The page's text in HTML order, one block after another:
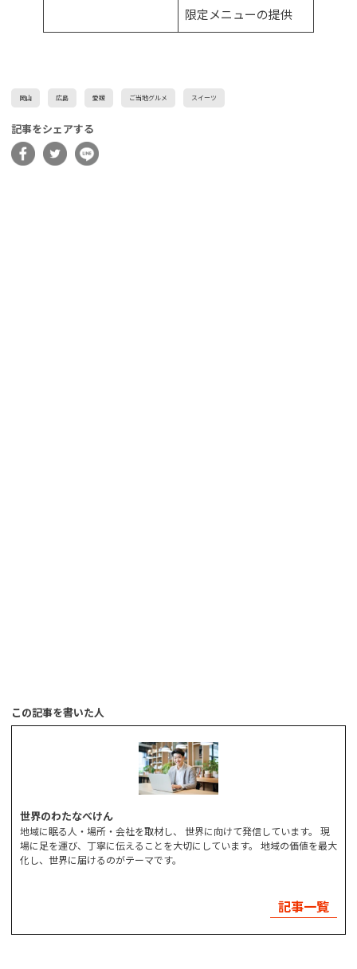
限定メニューの提供
岡山 広島 愛媛 ご当地グルメ スイーツ
記事をシェアする
この記事を書いた人
世界のわたなべけん
地域に眠る人・場所・会社を取材し、 世界に向けて発信しています。 現
場に足を運び、丁寧に伝えることを大切にしています。 地域の価値を最大
化し、世界に届けるのがテーマです。
記事一覧